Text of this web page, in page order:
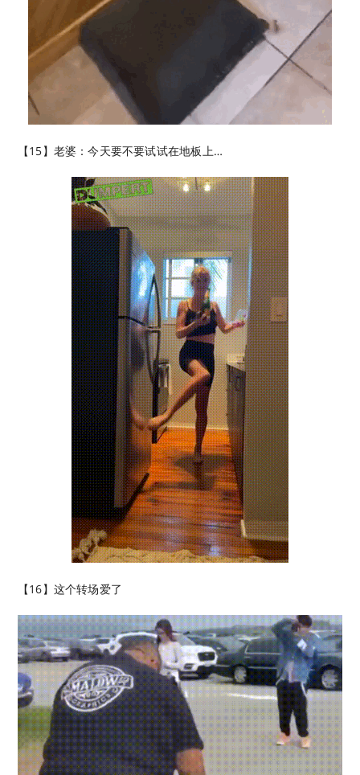
【15】老婆：今天要不要试试在地板上…
【16】这个转场爱了